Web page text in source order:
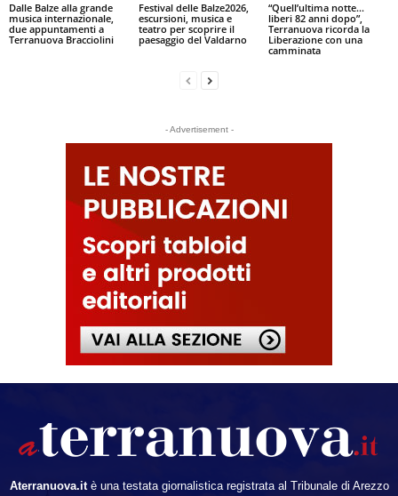
Dalle Balze alla grande
musica internazionale,
due appuntamenti a
Terranuova Bracciolini
Festival delle Balze2026,
escursioni, musica e
teatro per scoprire il
paesaggio del Valdarno
“Quell’ultima notte…
liberi 82 anni dopo”,
Terranuova ricorda la
Liberazione con una
camminata
- Advertisement -
Aterranuova.itè una testata giornalistica registrata al Tribunale di Arezzo